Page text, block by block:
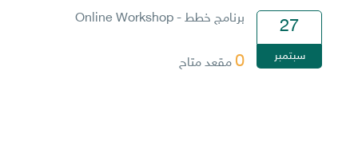
27
سبتمبر
برنامج خطط - Online Workshop
0 مقعد متاح